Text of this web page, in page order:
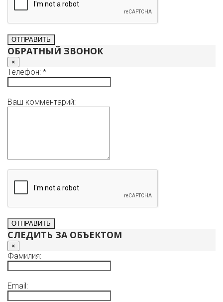
ОБРАТНЫЙ ЗВОНОК
×
Телефон: *
Ваш комментарий:
СЛЕДИТЬ ЗА ОБЪЕКТОМ
×
Фамилия:
Email: